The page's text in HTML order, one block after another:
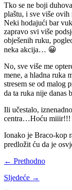
Tko se ne boji
plaštu, i sve više ovih
Neki hodajući bar
zapravo svi više
obješenih ruku,
neka akcija… 😀
No, sve više me
mene, a hladna
stresem se od malog
da ta ruka nije danas
Ili učestalo,
centra…Hoću miiir!!!
Ionako je Braco-kop
predložit ću da je
← Prethodno
Sljedeće →